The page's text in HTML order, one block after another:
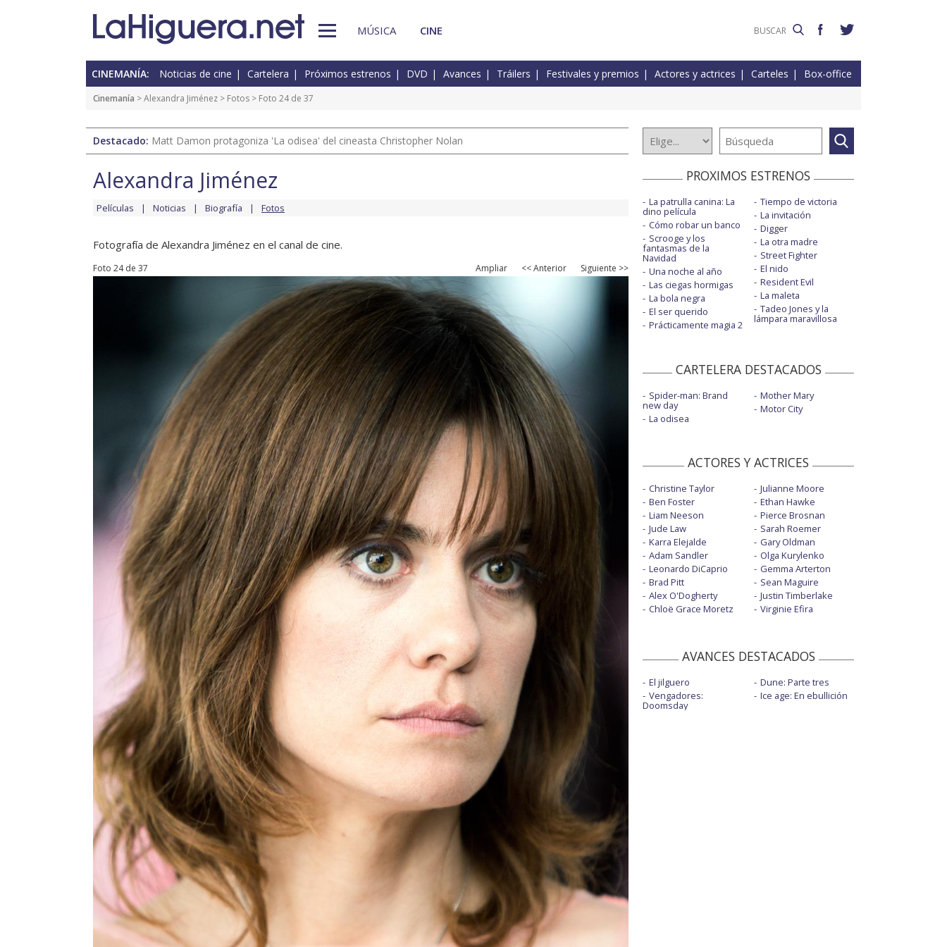
MÚSICA CINE
CINEMANÍA: Noticias de cine Cartelera Próximos estrenos DVD Avances Tráilers Festivales y premios Actores y actrices Carteles Box-office
Cinemanía >Alexandra Jiménez > Fotos > Foto 24 de 37
Destacado: Matt Damon protagoniza 'La odisea' del cineasta Christopher Nolan
Alexandra Jiménez
Películas Noticias Biografía Fotos
Fotografía de Alexandra Jiménez en el canal de cine.
Foto 24 de 37 Ampliar << Anterior Siguiente >>
PROXIMOS ESTRENOS
La patrulla canina: La
dino película
Cómo robar un banco
Scrooge y los
fantasmas de la
Navidad
Una noche al año
Las ciegas hormigas
La bola negra
El ser querido
Prácticamente magia 2
Tiempo de victoria
La invitación
Digger
La otra madre
Street Fighter
El nido
Resident Evil
La maleta
Tadeo Jones y la
lámpara maravillosa
CARTELERA DESTACADOS
Spider-man: Brand
new day
La odisea
Mother Mary
Motor City
ACTORES Y ACTRICES
Christine Taylor
Ben Foster
Liam Neeson
Jude Law
Karra Elejalde
Adam Sandler
Leonardo DiCaprio
Brad Pitt
Alex O'Dogherty
Chloë Grace Moretz
Julianne Moore
Ethan Hawke
Pierce Brosnan
Sarah Roemer
Gary Oldman
Olga Kurylenko
Gemma Arterton
Sean Maguire
Justin Timberlake
Virginie Efira
AVANCES DESTACADOS
El jilguero
Vengadores:
Doomsday
Dune: Parte tres
Ice age: En ebullición